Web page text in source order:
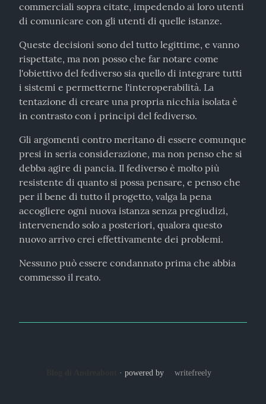
commerciali sopra citate, impedendo ai loro utenti
di comunicare con gli utenti di quelle istanze.
Queste decisioni sono del tutto legittime, e vanno
rispettate, ma non posso che far notare come
l'obiettivo del fediverso sia quello di integrare tutti
i sistemi e permetterne l'interoperabilità. La
tentazione di creare una propria nicchia isolata è
in contrasto con i principi del fediverso.
Gli argomenti contro meritano di essere comunque
presi in seria considerazione, ma non penso che si
debba agire di pancia. Il fediverso è molto più
resistente di quanto si possa pensare, e penso che
per il bene di tutto il progetto, valga la pena
accogliere ogni nuova istanza senza pregiudizi,
intervenendo solo a posteriori, qualora questo
nuovo arrivo crei effettivamente dei problemi.
Nessuno può essere condannato prima che abbia
commesso il reato.
· powered by writefreely